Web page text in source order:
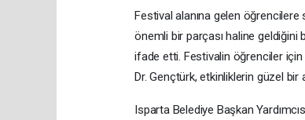
Festival alanına gelen
önemli bir parçası haline geldiğini
ifade etti. Festivalin öğrenciler
Dr. Gençtürk, etkinliklerin güzel
Isparta Belediye Başkan